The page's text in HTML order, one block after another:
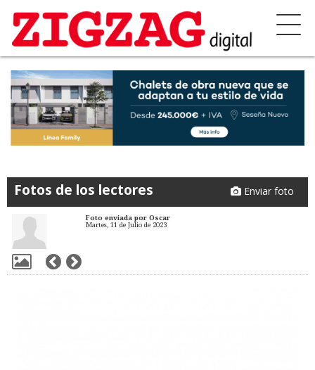
Fotos de los lectores Enviar foto
Foto enviada por Oscar
Martes, 11 de Julio de 2023